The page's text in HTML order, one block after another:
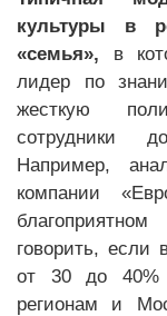
культуры в
«семья», в
лидер по
жесткую
сотрудники
Например,
компании
говорить,
от 30 до 40%
регионам и